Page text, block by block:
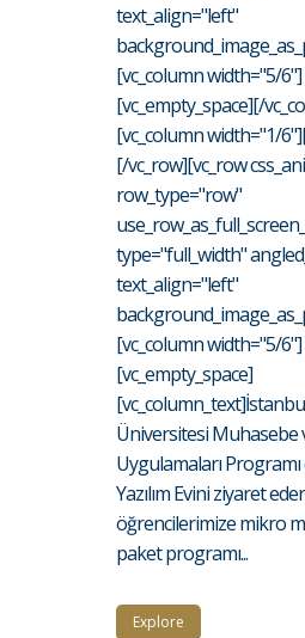
text_align="left"
[vc_column width="5/6"]
[vc_empty_space][/
[vc_column width="1/
[/vc_row][vc_row
row_type="row"
type="full_width"
text_align="left"
[vc_column width="5/6"]
[vc_empty_space]
Üniversitesi Muhasebe
Uygulamaları
Yazılım Evini ziyaret
öğrencilerimize mikro
paket programı...
Explore